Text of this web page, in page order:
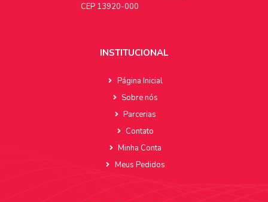
CEP 13920-000
INSTITUCIONAL
Página Inicial
Sobre nós
Parcerias
Contato
Minha Conta
Meus Pedidos